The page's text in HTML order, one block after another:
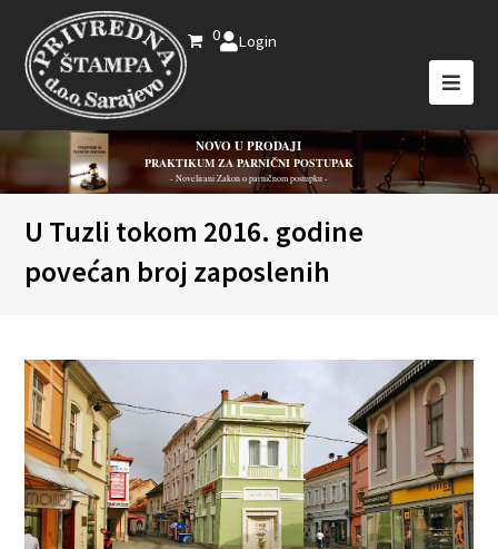
0 Login
NOVO U PRODAJI
PRAKTIKUM ZA PARNIČNI POSTUPAK
- Novelirani Zakon o parničnom postupku -
U Tuzli tokom 2016. godine
povećan broj zaposlenih